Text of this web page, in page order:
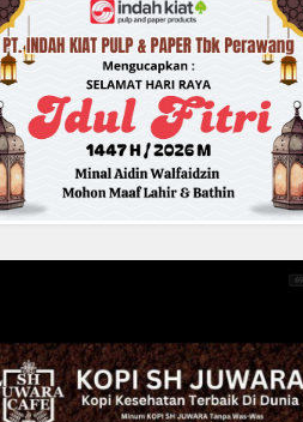
Polres Inhil
Riau Perkuat
Liar